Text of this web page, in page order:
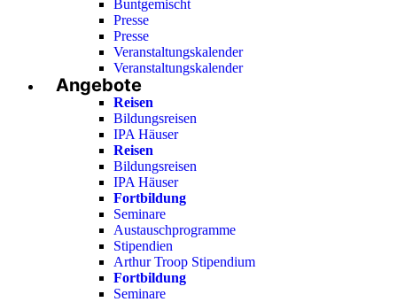
Buntgemischt
Presse
Presse
Veranstaltungskalender
Veranstaltungskalender
Angebote
Reisen
Bildungsreisen
IPA Häuser
Reisen
Bildungsreisen
IPA Häuser
Fortbildung
Seminare
Austauschprogramme
Stipendien
Arthur Troop Stipendium
Fortbildung
Seminare